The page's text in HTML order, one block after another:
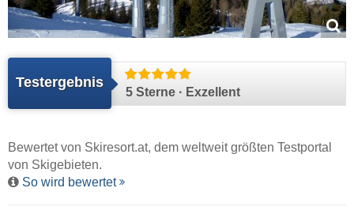
Testergebnis
5 Sterne · Exzellent
Bewertet von Skiresort.at, dem weltweit größten Testportal
von Skigebieten.
So wird bewertet